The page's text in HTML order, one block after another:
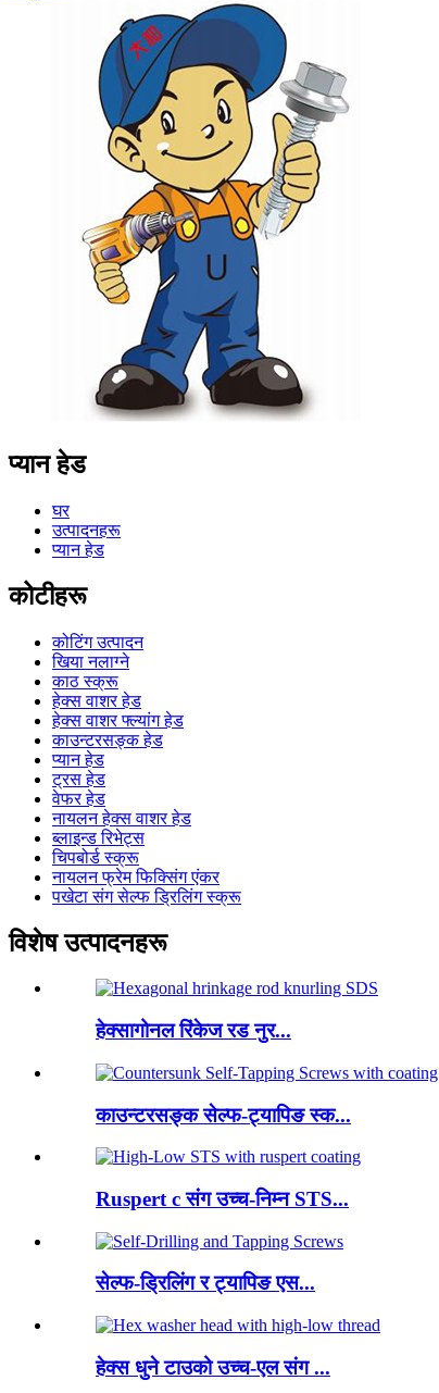
प्यान हेड
घर
उत्पादनहरू
प्यान हेड
कोटीहरू
कोटिंग उत्पादन
खिया नलाग्ने
काठ स्क्रू
हेक्स वाशर हेड
हेक्स वाशर फ्ल्यांग हेड
काउन्टरसङ्क हेड
प्यान हेड
ट्रस हेड
वेफर हेड
नायलन हेक्स वाशर हेड
ब्लाइन्ड रिभेट्स
चिपबोर्ड स्क्रू
नायलन फ्रेम फिक्सिंग एंकर
पखेटा संग सेल्फ ड्रिलिंग स्क्रू
विशेष उत्पादनहरू
हेक्सागोनल रिंकेज रड नुर...
काउन्टरसङ्क सेल्फ-ट्यापिङ स्क...
Ruspert c संग उच्च-निम्न STS...
सेल्फ-ड्रिलिंग र ट्यापिङ एस...
हेक्स धुने टाउको उच्च-एल संग ...